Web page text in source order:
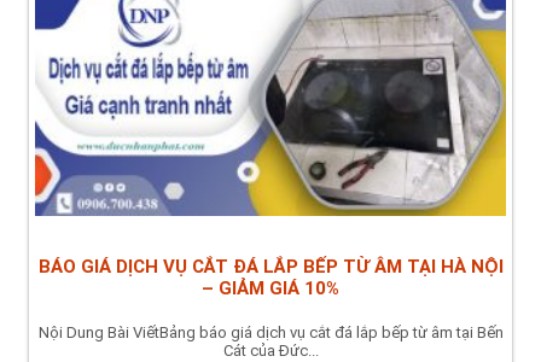
BÁO GIÁ DỊCH VỤ CẮT ĐÁ LẮP BẾP TỪ ÂM TẠI HÀ NỘI
– GIẢM GIÁ 10%
Nội Dung Bài ViếtBảng báo giá dịch vụ cắt đá lắp bếp từ âm tại Bến
Cát của Đức...